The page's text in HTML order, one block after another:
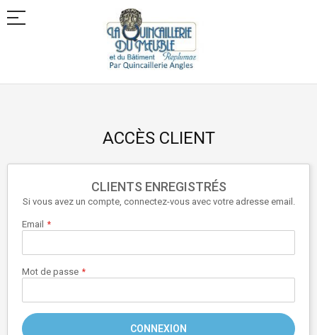
Allez
ACCÈS CLIENT
CLIENTS ENREGISTRÉS
Si vous avez un compte, connectez-vous avec votre adresse email.
Email
Mot de passe
CONNEXION